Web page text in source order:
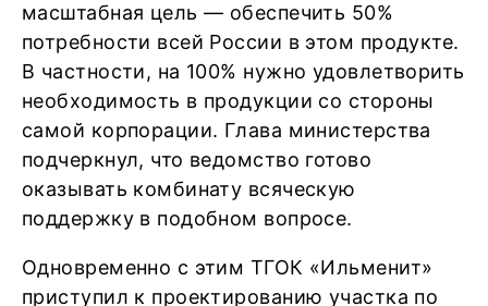
масштабная цель — обеспечить 50%
потребности всей России в этом продукте.
В частности, на 100% нужно удовлетворить
необходимость в продукции со стороны
самой корпорации. Глава министерства
подчеркнул, что ведомство готово
оказывать комбинату всяческую
поддержку в подобном вопросе.
Одновременно с этим ТГОК «Ильменит»
приступил к проектированию участка по